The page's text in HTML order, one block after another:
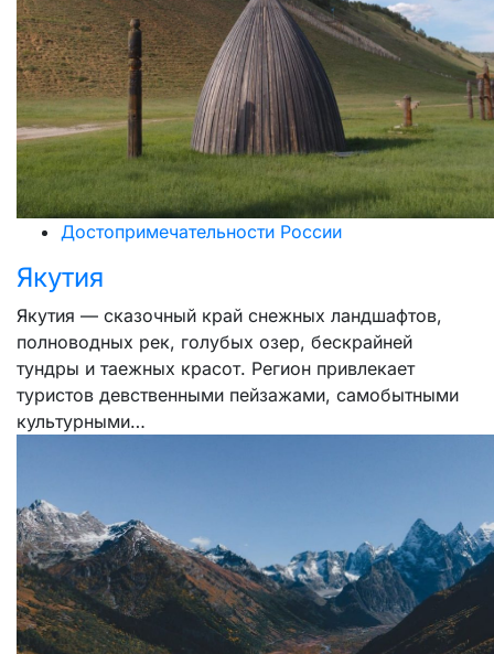
Достопримечательности России
Якутия
Якутия — сказочный край снежных ландшафтов,
полноводных рек, голубых озер, бескрайней
тундры и таежных красот. Регион привлекает
туристов девственными пейзажами, самобытными
культурными…